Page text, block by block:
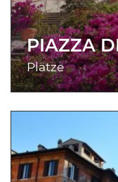
PIAZZA
Plätze